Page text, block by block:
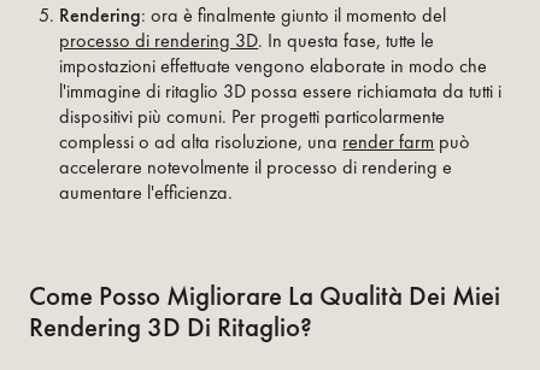
Rendering: ora è finalmente giunto il momento del
processo di rendering 3D. In questa fase, tutte le
impostazioni effettuate vengono elaborate in modo che
l'immagine di ritaglio 3D possa essere richiamata da tutti i
dispositivi più comuni. Per progetti particolarmente
complessi o ad alta risoluzione, una render farm può
accelerare notevolmente il processo di rendering e
aumentare l'efficienza.
Come Posso Migliorare La Qualità Dei Miei
Rendering 3D Di Ritaglio?